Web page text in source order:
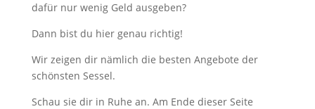
dafür nur wenig Geld ausgeben?
Dann bist du hier genau richtig!
Wir zeigen dir nämlich die besten Angebote der
schönsten Sessel.
Schau sie dir in Ruhe an. Am Ende dieser Seite